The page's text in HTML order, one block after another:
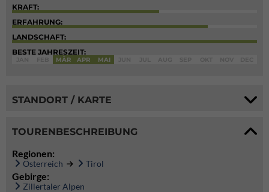
KRAFT:
ERFAHRUNG:
LANDSCHAFT:
BESTE JAHRESZEIT:
MÄR APR MAI
STANDORT / KARTE
TOURENBESCHREIBUNG
Regionen:
Österreich Tirol
Gebirge:
Zillertaler Alpen